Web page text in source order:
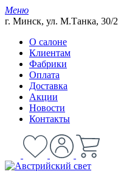
Меню
г. Минск, ул. М.Танка, 30/2
О салоне
Клиентам
Фабрики
Оплата
Доставка
Акции
Новости
Контакты